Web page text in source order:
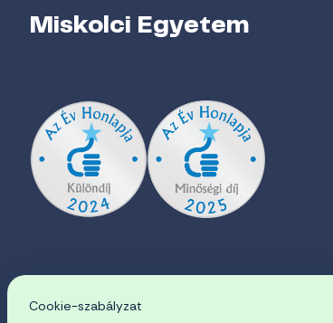
Miskolci Egyetem
EN
Cookie-szabályzat